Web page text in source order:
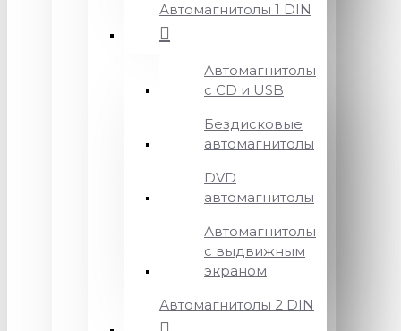
Автомагнитолы 1 DIN
Автомагнитолы
с CD и USB
Бездисковые
автомагнитолы
DVD
автомагнитолы
Автомагнитолы
с выдвижным
экраном
Автомагнитолы 2 DIN